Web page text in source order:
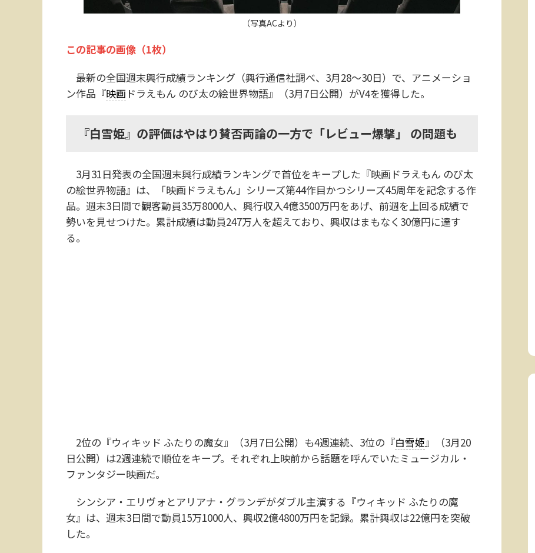
（写真ACより）
この記事の画像（1枚）
最新の全国週末興行成績ランキング（興行通信社調べ、3月28～30日）で、アニメーショ
ン作品『映画 ドラえもん のび太の絵世界物語』（3月7日公開）がV4を獲得した。
『白雪姫』の評価はやはり賛否両論の一方で「レビュー爆撃」 の問題も
3月31日発表の全国週末興行成績ランキングで首位をキープした『映画ドラえもん のび太
の絵世界物語』は、「映画ドラえもん」シリーズ第44作目かつシリーズ45周年を記念する作
品。週末3日間で観客動員35万8000人、興行収入4億3500万円をあげ、前週を上回る成績で
勢いを見せつけた。累計成績は動員247万人を超えており、興収はまもなく30億円に達す
る。
2位の『ウィキッド ふたりの魔女』（3月7日公開）も4週連続、3位の『白雪姫』（3月20
日公開）は2週連続で順位をキープ。それぞれ上映前から話題を呼んでいたミュージカル・
ファンタジー映画だ。
シンシア・エリヴォとアリアナ・グランデがダブル主演する『ウィキッド ふたりの魔
女』は、週末3日間で動員15万1000人、興収2億4800万円を記録。累計興収は22億円を突破
した。